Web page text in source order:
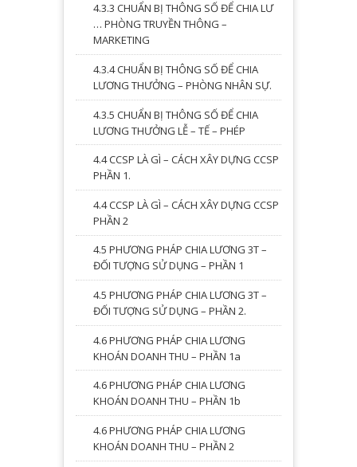
4.3.3 CHUẨN BỊ THÔNG SỐ ĐỂ CHIA LƯ
… PHÒNG TRUYỀN THÔNG –
MARKETING
4.3.4 CHUẨN BỊ THÔNG SỐ ĐỂ CHIA
LƯƠNG THƯỞNG – PHÒNG NHÂN SỰ.
4.3.5 CHUẨN BỊ THÔNG SỐ ĐỂ CHIA
LƯƠNG THƯỞNG LỄ – TẾ – PHÉP
4.4 CCSP LÀ GÌ – CÁCH XÂY DỰNG CCSP
PHẦN 1.
4.4 CCSP LÀ GÌ – CÁCH XÂY DỰNG CCSP
PHẦN 2
4.5 PHƯƠNG PHÁP CHIA LƯƠNG 3T –
ĐỐI TƯỢNG SỬ DỤNG – PHẦN 1
4.5 PHƯƠNG PHÁP CHIA LƯƠNG 3T –
ĐỐI TƯỢNG SỬ DỤNG – PHẦN 2.
4.6 PHƯƠNG PHÁP CHIA LƯƠNG
KHOÁN DOANH THU – PHẦN 1a
4.6 PHƯƠNG PHÁP CHIA LƯƠNG
KHOÁN DOANH THU – PHẦN 1b
4.6 PHƯƠNG PHÁP CHIA LƯƠNG
KHOÁN DOANH THU – PHẦN 2